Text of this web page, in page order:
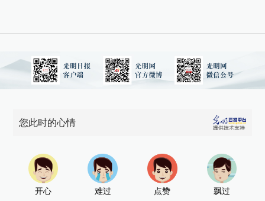
您此时的心情
开心 难过 点赞 飘过